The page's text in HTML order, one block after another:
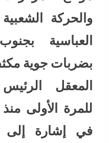
والحركة
العباسية
بضربات جوية
المعقل
في إشارة إلى